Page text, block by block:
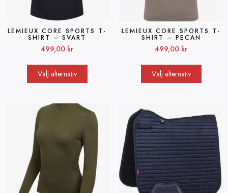
LEMIEUX CORE SPORTS T-
SHIRT – SVART
499,00 kr
Välj alternativ
LEMIEUX CORE SPORTS T-
SHIRT – PECAN
499,00 kr
Välj alternativ